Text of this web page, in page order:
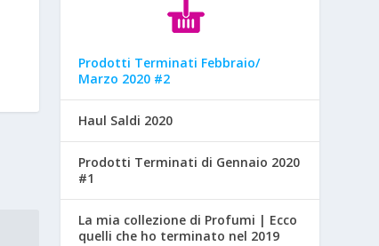
Prodotti Terminati Febbraio/
Marzo 2020 #2
Haul Saldi 2020
Prodotti Terminati di Gennaio 2020
#1
La mia collezione di Profumi | Ecco
quelli che ho terminato nel 2019